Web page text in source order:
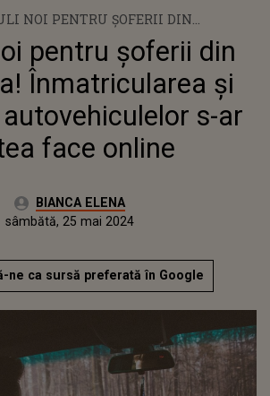
NOI PENTRU ȘOFERII DIN
ÎNMATRICULAREA ȘI RADIEREA
S-AR PUTEA FACE
pentru șoferii din
Înmatricularea și
s-ar
face online
Autor:BIANCA ELENA
Actualizat:
sâmbătă, 25 mai 2024
ne ca sursă preferată în Google